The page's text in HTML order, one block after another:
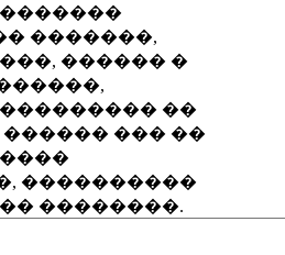
�������,
������ �
��
��� ��
����������
��������.